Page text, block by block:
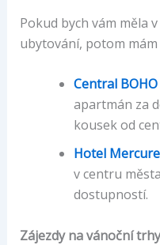
Pokud bych vám měla
ubytování, potom
Central
apartmán za
kousek od
Hotel
v centru
dostupností.
Zájezdy na vánoční